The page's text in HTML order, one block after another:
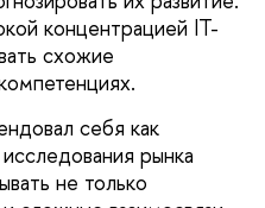
концентрацией IT-
схожие
себя как
рынка
не только